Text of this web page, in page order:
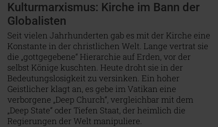
Kulturmarxismus: Kirche im Bann der
Globalisten
Seit vielen Jahrhunderten gab es mit der Kirche eine
Konstante in der christlichen Welt. Lange vertrat sie
die „gottgegebene“ Hierarchie auf Erden, vor der
selbst Könige kuschten. Heute droht sie in der
Bedeutungslosigkeit zu versinken. Ein hoher
Geistlicher klagt an, es gebe im Vatikan eine
verborgene „Deep Church“, vergleichbar mit dem
„Deep State“ oder Tiefen Staat, der heimlich die
Regierungen der Welt manipuliere.